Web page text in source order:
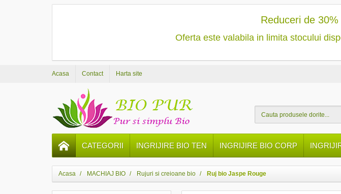
Reduceri de
Oferta este valabila in limita stocului
Acasa Contact Harta site
CATEGORII INGRIJIRE BIO TEN INGRIJIRE BIO CORP
Acasa MACHIAJ BIO Rujuri si creioane bio Ruj bio Jaspe Rouge